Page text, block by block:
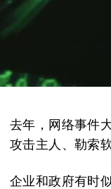
去年，网络事件
攻击主人、勒索
企业和政府有时